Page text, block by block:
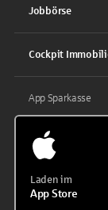
Jobbörse
Cockpit
App Sparkasse
Laden im
App Store